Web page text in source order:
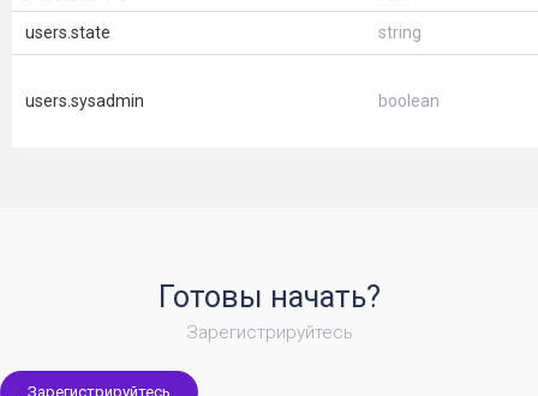
users.state string
users.sysadmin boolean
Готовы начать?
Зарегистрируйтесь
Зарегистрируйтесь